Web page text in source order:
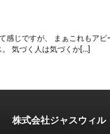
感じですが、 まぁこれもア
気づく人は気づくか[…]
株式会社ジャスウィル